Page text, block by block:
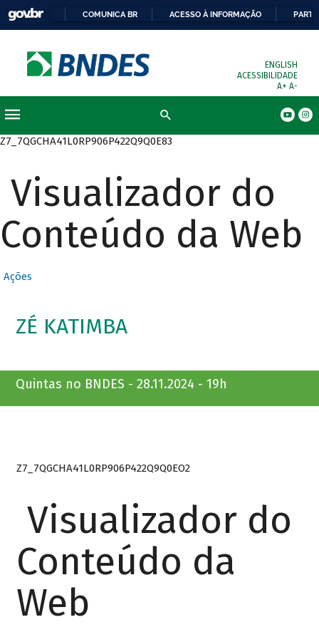
COMUNICA BR ACESSO À INFORMAÇÃO
ENGLISH
ACESSIBILIDADE
A+ A-
Z7_7QGCHA41L0RP906P422Q9Q0E83
Visualizador do
Conteúdo da Web
Ações
ZÉ KATIMBA
Quintas no BNDES - 28.11.2024 - 19h
Z7_7QGCHA41L0RP906P422Q9Q0EO2
Visualizador do
Conteúdo da
Web